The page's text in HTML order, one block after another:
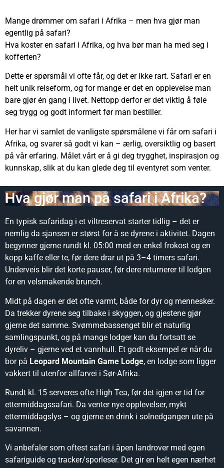
Mange drømmer om safari i Afrika – men hva gjør man
egentlig på safari?
Hva koster en safari i Afrika, og hva bør man ha med seg i
kofferten?
Dette er spørsmål vi ofte får, og det er ikke rart. Safari er en
helt unik reiseform, og for mange er det en opplevelse man
bare gjør én gang i livet. Nettopp derfor er det viktig å føle
seg trygg og godt informert før man bestiller.
Her har vi samlet de vanligste spørsmålene vi får om safari i
Afrika, og svarer så godt vi kan – ærlig, oversiktlig og basert
på vår erfaring. Målet vårt er å gi deg trygghet, inspirasjon og
kunnskap, slik at du kan glede deg til eventyret som venter.
Hva gjør man på safari i Afrika?
En typisk safaridag i et viltreservat starter tidlig – det er
nemlig da sjansen er størst for å se dyrene i aktivitet. Dagen
begynner gjerne rundt kl. 05:00 med en enkel frokost og en
kopp kaffe eller te, før dere drar ut på 3–4 timers safari.
Underveis blir det korte pauser, før dere returnerer til lodgen
for en velsmakende brunch.
Midt på dagen er det ofte varmt, både for dyr og mennesker.
Da trekker dyrene seg tilbake i skyggen, og gjestene gjør
gjerne det samme. Svømmebassenget blir et naturlig
samlingspunkt, og på mange lodger kan du fortsatt se
dyreliv – gjerne ved et vannhull. Et godt eksempel er når du
bor på Leopard Mountain Game Lodge, en lodge som ligger
vakkert til utenfor allfarvei i Sør-Afrika.
Rundt kl. 15 serveres ofte High Tea, før det igjen er tid for
ettermiddagssafari. Da venter nye opplevelser, mykt
ettermiddagslys – og gjerne en drink i solnedgangen ute på
savannen.
Vi anbefaler som oftest safari i åpen landrover med egen
safariguide og tracker/sporleser. Det gir en helt egen nærhet